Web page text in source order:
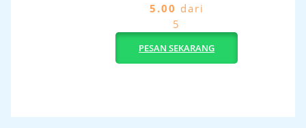
5.00 dari
5
PESAN SEKARANG